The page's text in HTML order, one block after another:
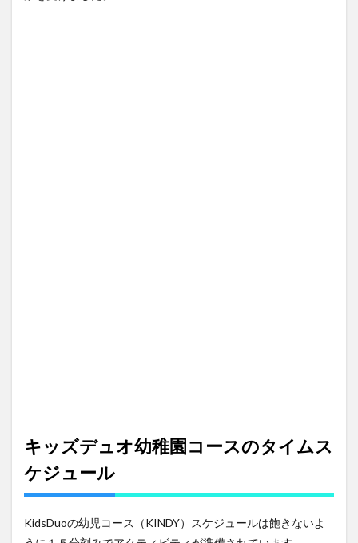
キッズデュオ幼稚園コースのタイムス
ケジュール
KidsDuoの幼児コース（KINDY）スケジュールは飽きないよ